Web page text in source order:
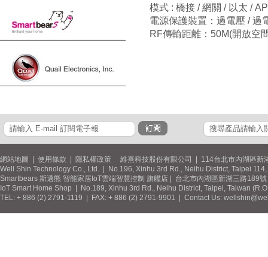
模式 : 橋接 / 網關 / 以太 /
電源保護裝置：過電壓 / 過
RF傳輸距離：50M(開放空
網站地圖 使用條款 隱私權政策 維熹科技股份有限公司 | 114台北市內湖區新
Well Shin Technology Co., Ltd. | No.196, Xinhu 3rd Rd., Neihu District, Taipei
Smartbears 斯邁熊 智能家居IoT雲端智慧控制 旗艦店 | 台北市內湖區新湖三路189
IoT Smart Home Shop | No.189, Xinhu 3rd Rd., Neihu District, Taipei, Taiwan
TEL: + 886 (2) 2791-1119 | FAX: + 886 (2) 2791-9901 | Contact Us: